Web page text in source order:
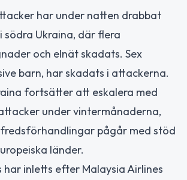
har under natten drabbat
södra Ukraina, där flera
och elnät skadats. Sex
barn, har skadats i attackerna.
fortsätter att eskalera med
under vintermånaderna,
pågår med stöd
länder.
har inletts efter Malaysia Airlines